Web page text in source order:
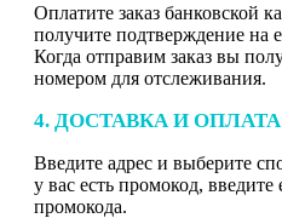
Оплатите заказ банковской
получите подтверждение на
Когда отправим заказ вы
номером для отслеживания.
4. ДОСТАВКА И ОПЛАТА
Введите адрес и выберите
у вас есть промокод,
промокода.